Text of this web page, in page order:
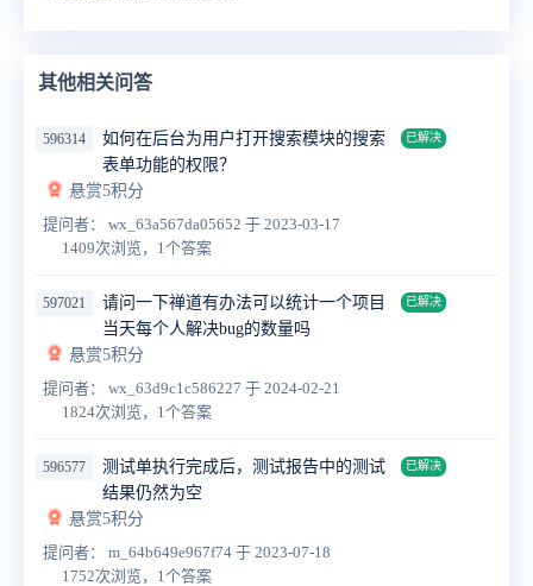
其他相关问答
596314
如何在后台为用户打开搜索模块的搜索
表单功能的权限？
已解决
悬赏5积分
提问者： wx_63a567da05652 于 2023-03-17
1409次浏览，1个答案
597021
请问一下禅道有办法可以统计一个项目
当天每个人解决bug的数量吗
已解决
悬赏5积分
提问者： wx_63d9c1c586227 于 2024-02-21
1824次浏览，1个答案
596577
测试单执行完成后，测试报告中的测试
结果仍然为空
已解决
悬赏5积分
提问者： m_64b649e967f74 于 2023-07-18
1752次浏览，1个答案